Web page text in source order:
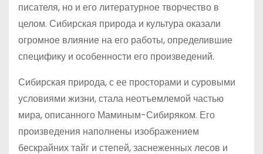
писателя, но и его литературное творчество в
целом. Сибирская природа и культура оказали
огромное влияние на его работы, определившие
специфику и особенности его произведений.
Сибирская природа, с ее просторами и суровыми
условиями жизни, стала неотъемлемой частью
мира, описанного Маминым-Сибиряком. Его
произведения наполнены изображением
бескрайних тайг и степей, заснеженных лесов и